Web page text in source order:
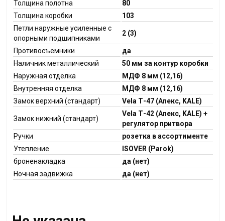
Толщина полотна
80
Толщина коробки
103
Петли наружные усиленные с
опорными подшипниками
2 (3)
Противосъемники
да
Наличник металлический
50 мм за контур коробки
Наружная отделка
МДФ 8 мм (12,16)
Внутренняя отделка
МДФ 8 мм (12,16)
Замок верхний (стандарт)
Vela Т-47 (Апекс, KALE)
Замок нижний (стандарт)
Vela Т-42 (Апекс, KALE) +
регулятор притвора
Ручки
розетка в ассортименте
Утепление
ISOVER (Parok)
броненакладка
да (нет)
Ночная задвижка
да (нет)